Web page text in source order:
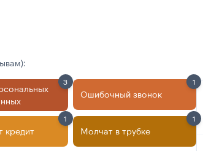
3
Ошибочный звонок
1
кредит
1
Молчат в трубке
1